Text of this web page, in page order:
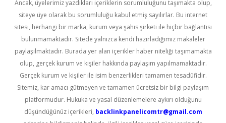
Ancak, üyelerimiz yazdıkları içeriklerin sorumluluğunu taşımakta olup,
siteye üye olarak bu sorumluluğu kabul etmiş sayılırlar. Bu internet
sitesi, herhangi bir marka, kurum veya şahıs şirketi ile hiçbir bağlantısı
bulunmamaktadır. Sitede yalnızca kendi hazırladığımız makaleler
paylaşılmaktadır. Burada yer alan içerikler haber niteliği taşımamakta
olup, gerçek kurum ve kişiler hakkında paylaşım yapılmamaktadır.
Gerçek kurum ve kişiler ile isim benzerlikleri tamamen tesadüfidir.
Sitemiz, kar amacı gütmeyen ve tamamen ücretsiz bir bilgi paylaşım
platformudur. Hukuka ve yasal düzenlemelere aykırı olduğunu
düşündüğünüz içerikleri, backlinkpanelicomtr@gmail.com